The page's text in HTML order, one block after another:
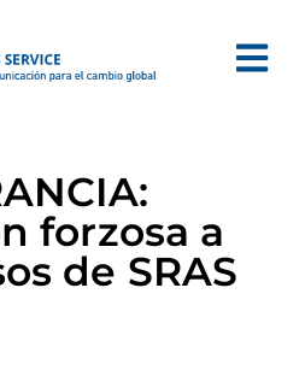
forzosa a
de SRAS